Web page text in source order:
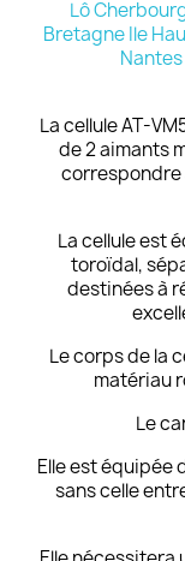
La cellule AT-
de 2 aimants
correspondre
La cellule est
toroïdal,
destinées à
Le corps de la
matériau
Le
Elle est équipée
sans celle